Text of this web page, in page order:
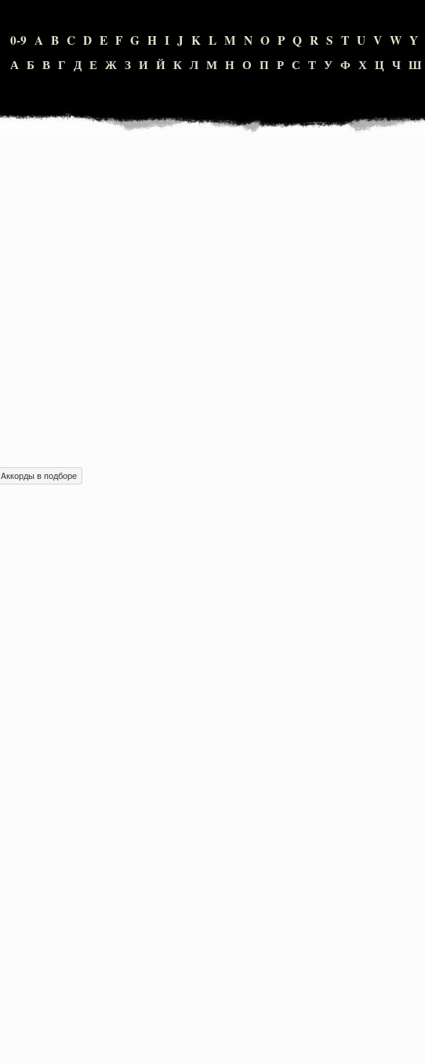
0-9 A B C D E F G H I J K L M N O P Q R S T U V W Y
А Б В Г Д Е Ж З И Й К Л М Н О П Р С Т У Ф Х Ц Ч Ш
Aккорды в подборе